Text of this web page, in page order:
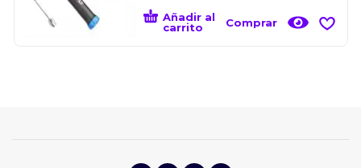
Añadir al
carrito
Comprar